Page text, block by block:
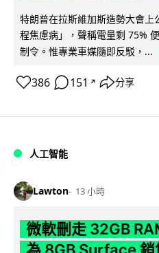
特朗普在拉斯維加斯造勢大會上
程焦慮病」，聲稱電量剩 75%
制令。惟專業車媒隨即反駁，...
386 151 ↗ 分享
人工智能
Lawton 13 小時
微軟刪走 32GB
為 8GB Surface 銷